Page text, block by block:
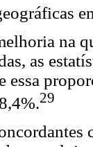
na
as
essa
29